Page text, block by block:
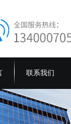
联系我们